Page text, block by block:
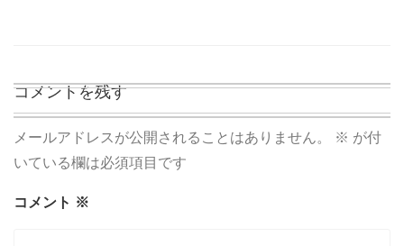
コメントを残す
メールアドレスが公開されることはありません。 ※ が付
いている欄は必須項目です
コメント ※